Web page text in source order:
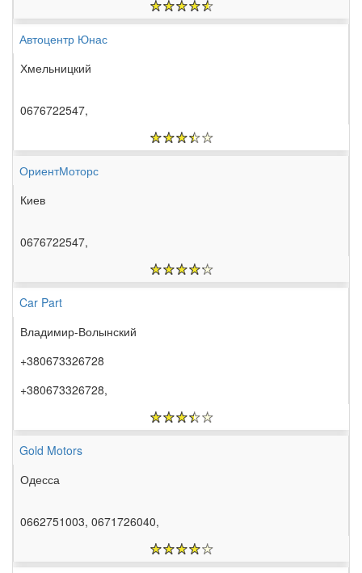
Автоцентр Юнас
Хмельницкий
0676722547,
ОриентМоторс
Киев
0676722547,
Car Part
Владимир-Волынский
+380673326728
+380673326728,
Gold Motors
Одесса
0662751003, 0671726040,